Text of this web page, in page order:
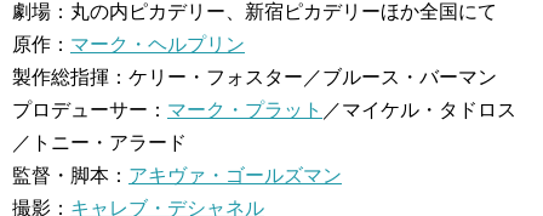
劇場：丸の内ピカデリー、新宿ピカデリーほか全国にて
原作： マーク・ヘルプリン
製作総指揮：ケリー・フォスター／ブルース・バーマン
プロデューサー： マーク・プラット ／マイケル・タドロス
／トニー・アラード
監督・脚本： アキヴァ・ゴールズマン
撮影： キャレブ・デシャネル